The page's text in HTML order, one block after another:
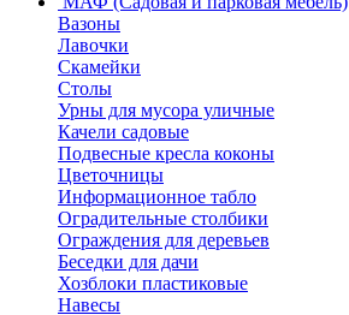
Вазоны
Лавочки
Скамейки
Столы
Урны для мусора уличные
Качели садовые
Подвесные кресла коконы
Цветочницы
Информационное табло
Оградительные столбики
Ограждения для деревьев
Беседки для дачи
Хозблоки пластиковые
Навесы